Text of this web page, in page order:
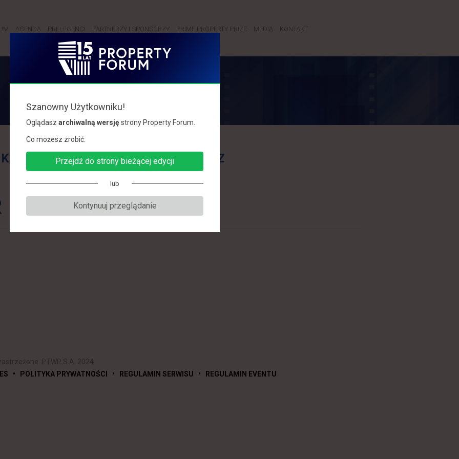
AGENDA PRELEGENCI PARTNERZY I SPONSORZY PRIME PROPERTY PRIZE MEDIA KONTAKT
PRELEGENCI
K M N O P R S Ś T Z
Szanowny Użytkowniku!
Oglądasz archiwalną wersjęstrony Property Forum.
Co możesz zrobić:
Przejdź do strony bieżącej edycji
lub
Kontynuuj przeglądanie
• POLITYKA PRYWATNOŚCI • REGULAMIN SERWISU • REGULAMIN EVENTU